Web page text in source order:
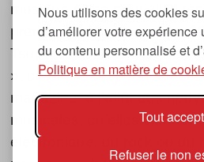
Nous utilisons des cookies
d’améliorer votre
du contenu personnalisé et
Politique en matière de
Tout
Refuser le non
musique et les nouvelles
première parution date de
Tsugi en japonais signifie «
», ce qui correspond à la
magazine, à l’affût des
musicales, qu’elles viennent
électronique, du rock ou du